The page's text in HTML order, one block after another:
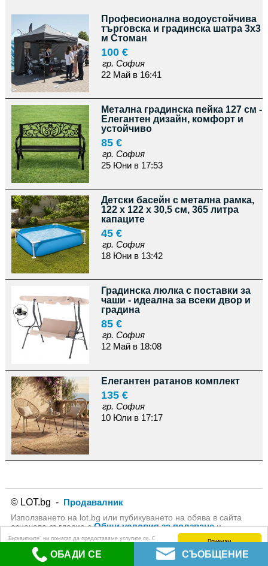
Приемам
„Бисквитките“ ни помагат да предоставяме услугите си. С
използването на услугите ни приемате, че можем да
използваме „бисквитки“.Научете повече (Политика за защита на личните данни)
ОБАДИ СЕ СЪОБЩЕНИЕ
Професионална водоустойчива
търговска и градинска шатра 3x3
м Стоман
100 €
гр. София
22 Май в 16:41
Метална градинска пейка 127 см -
Елегантен дизайн, комфорт и
устойчиво
85 €
гр. София
25 Юни в 17:53
Детски басейн с метална рамка,
122 x 122 x 30,5 см, 365 литра
капаците
45 €
гр. София
18 Юни в 13:42
Градинска люлка с поставки за
чаши - идеална за всеки двор и
градина
85 €
гр. София
12 Май в 18:08
Елегантен ратанов комплект
135 €
гр. София
10 Юли в 17:17
© LOT.bg - Продавалник
Използването на lot.bg или пубикуването на обява в сайта
означава съгласие сОбщи условия за ползванеи
Политика за личните даннина lot.bg